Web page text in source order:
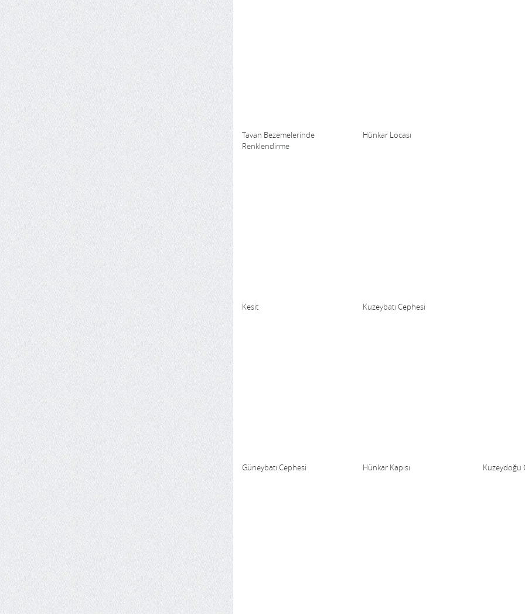
Tavan Bezemelerinde
Renklendirme
Hünkar Locası
Kesit Kuzeybatı Cephesi
Güneybatı Cephesi Hünkar Kapısı Kuzeydoğu